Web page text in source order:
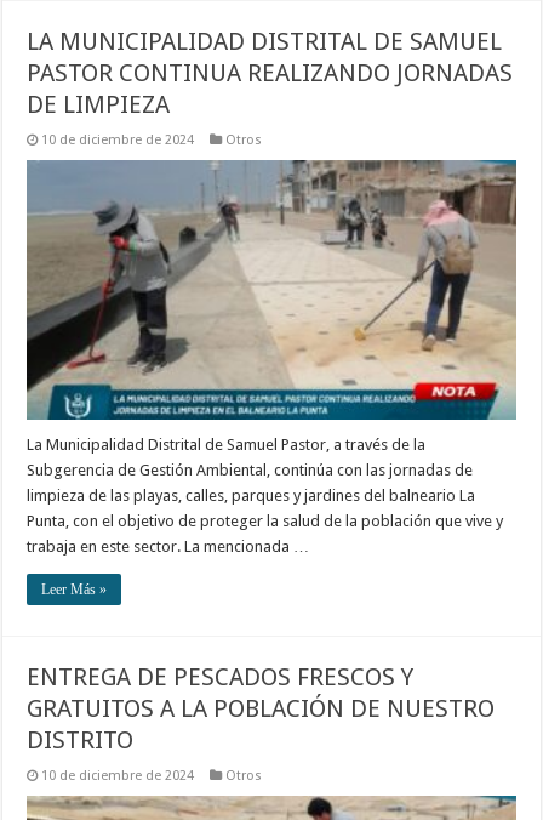
LA MUNICIPALIDAD DISTRITAL DE SAMUEL
PASTOR CONTINUA REALIZANDO JORNADAS
DE LIMPIEZA
10 de diciembre de 2024 Otros
La Municipalidad Distrital de Samuel Pastor, a través de la
Subgerencia de Gestión Ambiental, continúa con las jornadas de
limpieza de las playas, calles, parques y jardines del balneario La
Punta, con el objetivo de proteger la salud de la población que vive y
trabaja en este sector. La mencionada …
Leer Más »
ENTREGA DE PESCADOS FRESCOS Y
GRATUITOS A LA POBLACIÓN DE NUESTRO
DISTRITO
10 de diciembre de 2024 Otros